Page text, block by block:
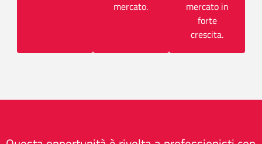
mercato.
mercato in
forte
crescita.